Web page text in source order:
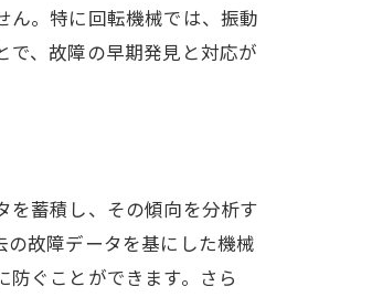
ん。特に回転機械では、振動
で、故障の早期発見と対応が
を蓄積し、その傾向を分析す
故障データを基にした機械
ぐことができます。さら